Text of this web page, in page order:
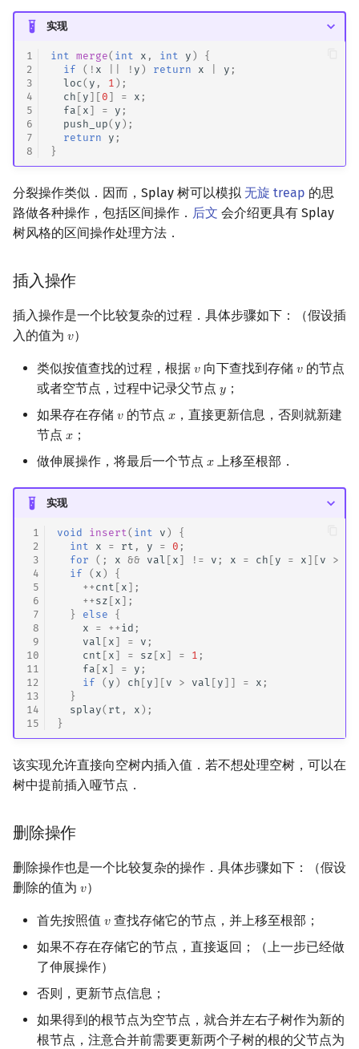
实现
1
2
3
4
5
6
7
8
int merge( int x , int y )
{
if
( ! x ! y ) return x y ;
loc( y , 1 );
ch [ y ][ 0 ] = x ;
fa [ x ] = y ;
push_up( y );
return
y ;
}
分裂操作类似．因而，Splay 树可以模拟 无旋 treap 的思
路做各种操作，包括区间操作． 后文 会介绍更具有 Splay
树风格的区间操作处理方法．
插入操作
插入操作是一个比较复杂的过程．具体步骤如下：（假设插
入的值为 𝑣
v）
类似按值查找的过程，根据 𝑣
v向下查找到存储 𝑣
v的节点
或者空节点，过程中记录父节点 𝑦
y；
如果存在存储 𝑣
v的节点 𝑥
x，直接更新信息，否则就新建
节点 𝑥
x ；
做伸展操作，将最后一个节点 𝑥
x 上移至根部．
实现
1
2
3
4
5
6
7
8
9
10
11
12
13
14
15
void insert ( int v )
{
int
x = rt , y = 0 ;
for
(; x && val [ x ] != v ; x = ch [ y = x ][ v >
if
( x )
{
++ cnt [ x ];
++ sz [ x ];
}
else
{
x
= ++ id ;
val [ x ] = v ;
cnt [ x ] = sz [ x ] = 1 ;
fa [ x ] = y ;
if
( y ) ch [ y ][ v > val [ y ]] = x ;
}
splay( rt , x );
}
该实现允许直接向空树内插入值．若不想处理空树，可以在
树中提前插入哑节点．
删除操作
删除操作也是一个比较复杂的操作．具体步骤如下：（假设
删除的值为 𝑣
v）
首先按照值 𝑣
v查找存储它的节点，并上移至根部；
如果不存在存储它的节点，直接返回；（上一步已经做
了伸展操作）
否则，更新节点信息；
如果得到的根节点为空节点，就合并左右子树作为新的
根节点，注意合并前需要更新两个子树的根的父节点为